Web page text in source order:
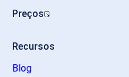
Preços
Recursos
Blog